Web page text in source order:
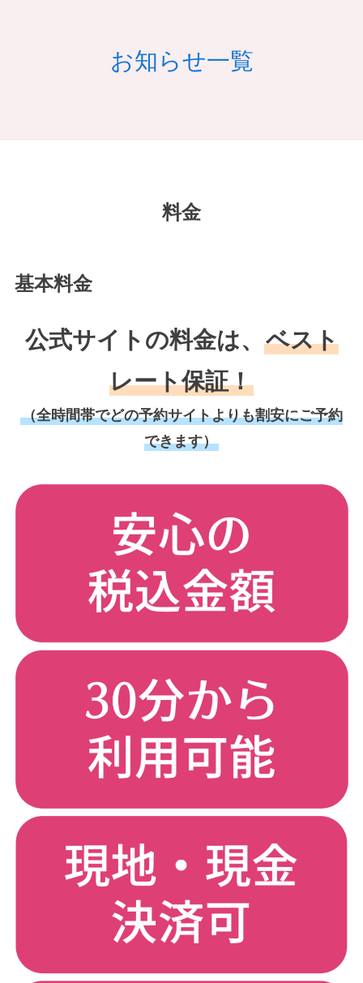
お知らせ一覧
料金
基本料金
公式サイトの料金は、 ベスト
レート保証！
（全時間帯でどの予約サイトよりも割安にご予約
できます）